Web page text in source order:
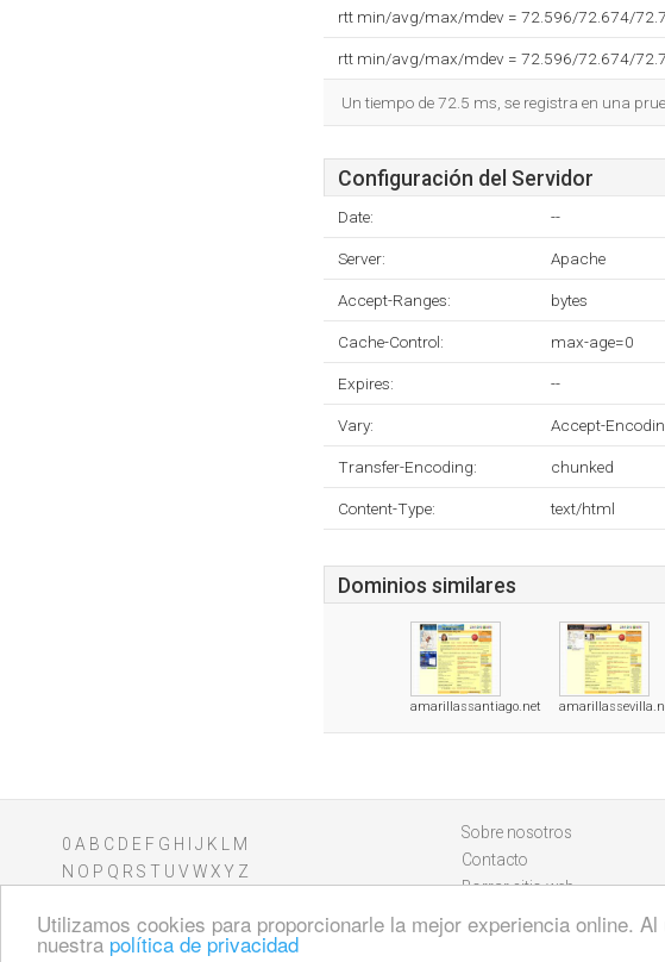
Utilizamos cookies para proporcionarle la mejor experiencia online.
nuestra política de privacidad
rtt min/avg/max/mdev = 72.596/72.674/
rtt min/avg/max/mdev = 72.596/72.674/
Un tiempo de 72.5 ms, se registra en una
Configuración del Servidor
Date: --
Server: Apache
Accept-Ranges: bytes
Cache-Control: max-age=0
Expires: --
Vary: Accept-
Transfer-Encoding: chunked
Content-Type: text/html
Dominios similares
amarillassantiago.net
0 A B C D E F G H J K
M
N O P Q R S T U V WXY Z
Sobre nosotros
Contacto
Borrar sitio web